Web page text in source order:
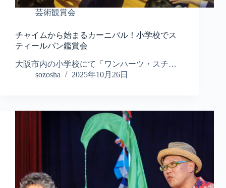
芸術観賞会
チャイムから始まるカーニバル！小学校でス
ティールパン鑑賞会
大阪市内の小学校にて「ワンハーツ・スチ…
sozosha
2025年10月26日